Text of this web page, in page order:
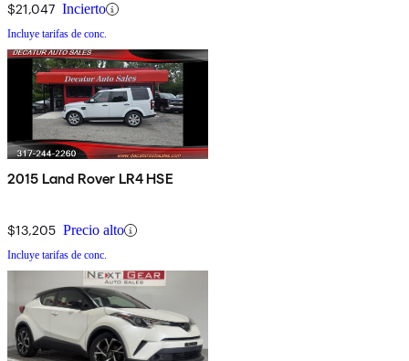
$21,047 Incierto
Incluye tarifas de conc.
2015 Land Rover LR4 HSE
$13,205 Precio alto
Incluye tarifas de conc.